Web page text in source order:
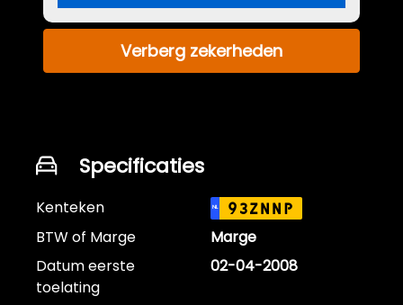
Verberg zekerheden
Specificaties
Kenteken NL 93ZNNP
BTW of Marge
Marge
Datum eerste
toelating
02-04-2008